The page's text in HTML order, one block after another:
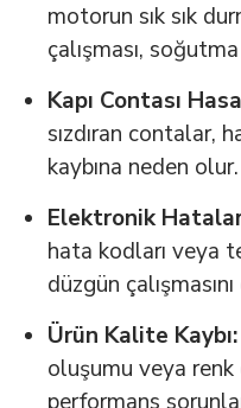
motorun sık sık
çalışması,
Kapı Contası
sızdıran contalar,
kaybına neden olur.
Elektronik
hata kodları veya
düzgün
Ürün Kalite Kaybı:
oluşumu veya renk